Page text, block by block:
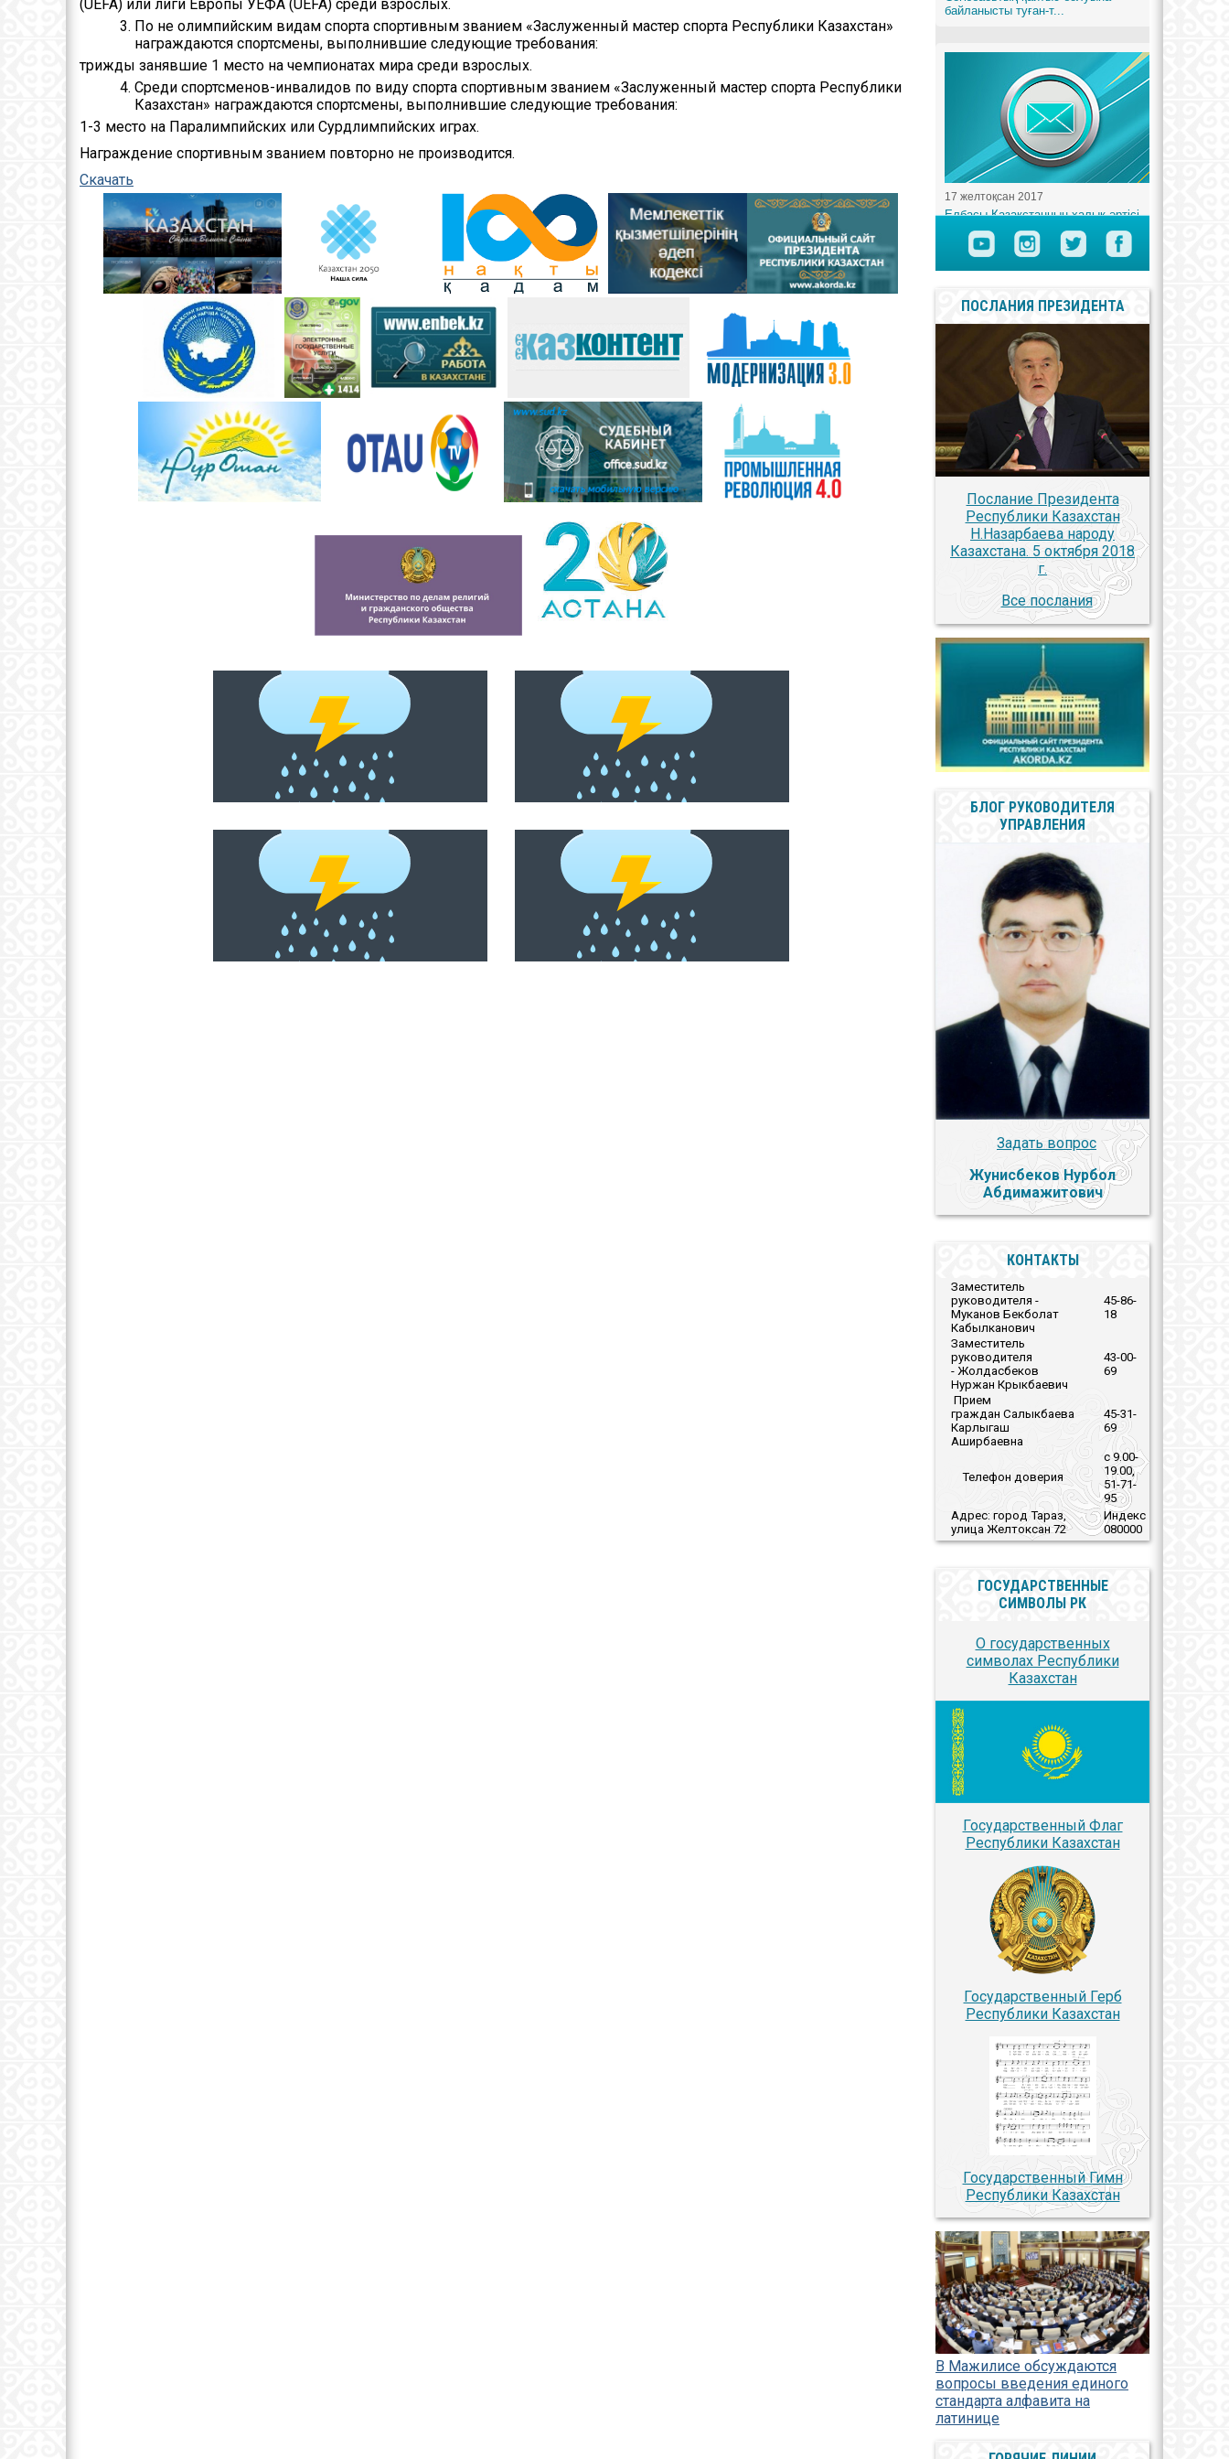
Контакты
Руководство
Положение
управления
Информация по
поступлению на
(UEFA) или лиги Европы УЕФА (UEFA) среди взрослых.
По не олимпийским видам спорта спортивным званием «Заслуженный мастер спорта Республики Казахстан»
награждаются спортсмены, выполнившие следующие требования:
трижды занявшие 1 место на чемпионатах мира среди взрослых.
Среди спортсменов-инвалидов по виду спорта спортивным званием «Заслуженный мастер спорта Республики
Казахстан» награждаются спортсмены, выполнившие следующие требования:
1-3 место на Паралимпийских или Сурдлимпийских играх.
Награждение спортивным званием повторно не производится.
Скачать
ПОСЛАНИЯ ПРЕЗИДЕНТА
Послание Президента
Республики Казахстан
Н.Назарбаева народу
Казахстана. 5 октября 2018
г.
Все послания
БЛОГ РУКОВОДИТЕЛЯ
УПРАВЛЕНИЯ
Задать вопрос
Жунисбеков Нурбол
Абдимажитович
КОНТАКТЫ
Заместитель
руководителя -
Муканов Бекболат
Кабылканович
45-86-
18
Заместитель
руководителя
- Жолдасбеков
Нуржан Крыкбаевич
43-00-
69
Прием
граждан Салыкбаева
Карлыгаш
Аширбаевна
45-31-
69
Телефон доверия
с 9.00-
19.00,
51-71-
95
Адрес: город Тараз,
улица Желтоксан 72
Индекс
080000
ГОСУДАРСТВЕННЫЕ
СИМВОЛЫ РК
О государственных
символах Республики
Казахстан
Государственный Флаг
Республики Казахстан
Государственный Герб
Республики Казахстан
Государственный Гимн
Республики Казахстан
В Мажилисе обсуждаются
вопросы введения единого
стандарта алфавита на
латинице